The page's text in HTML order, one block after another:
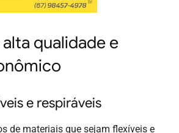
qualidade e
e respiráveis
de materiais que sejam flexíveis e